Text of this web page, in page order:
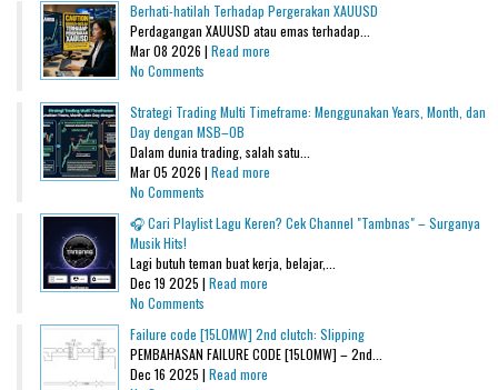
Berhati-hatilah Terhadap Pergerakan XAUUSD
Perdagangan XAUUSD atau emas terhadap...
Mar 08 2026 | Read more
No Comments
Strategi Trading Multi Timeframe: Menggunakan Years, Month, dan
Day dengan MSB–OB
Dalam dunia trading, salah satu...
Mar 05 2026 | Read more
No Comments
🎧 Cari Playlist Lagu Keren? Cek Channel "Tambnas" – Surganya
Musik Hits!
Lagi butuh teman buat kerja, belajar,...
Dec 19 2025 | Read more
No Comments
Failure code [15L0MW] 2nd clutch: Slipping
PEMBAHASAN FAILURE CODE [15L0MW] – 2nd...
Dec 16 2025 | Read more